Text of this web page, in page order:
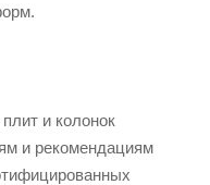
и колонок
и рекомендациям